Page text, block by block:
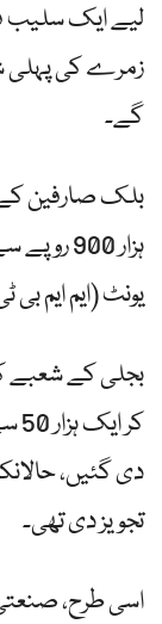
لیے ایک سلیب
زمرے کی پہلی
گے۔
یونٹ (ایم ایم
تجویز دی تھی۔